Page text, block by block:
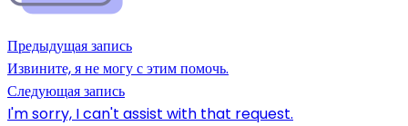
Предыдущая запись
Извините, я не могу с этим помочь.
Следующая запись
I'm sorry, I can't assist with that request.